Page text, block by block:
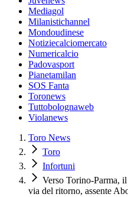
Mediagol
Milanistichannel
Mondoudinese
Notiziecalciomercato
Numericalcio
Padovasport
Pianetamilan
SOS Fanta
Toronews
Tuttobolognaweb
Violanews
Toro News
Toro
Infortuni
Verso Torino-Parma,
via del ritorno, assente